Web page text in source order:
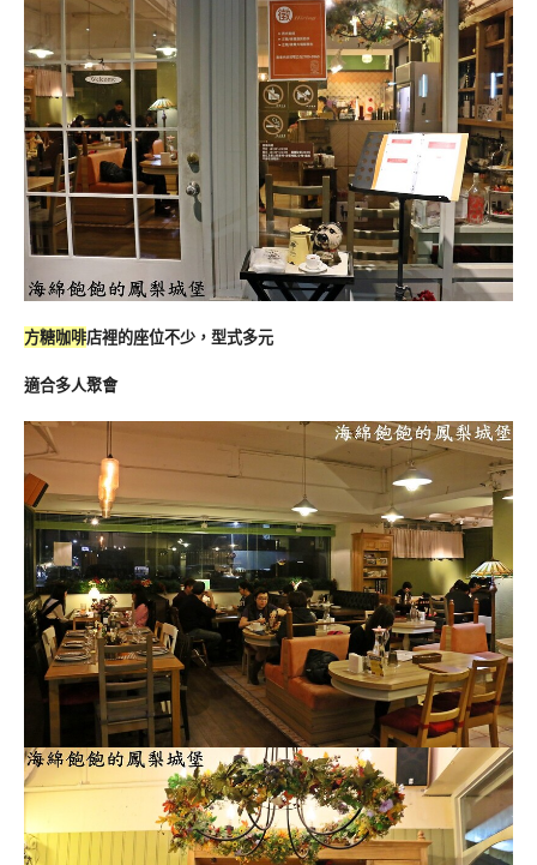
方糖咖啡店裡的座位不少，型式多元
適合多人聚會